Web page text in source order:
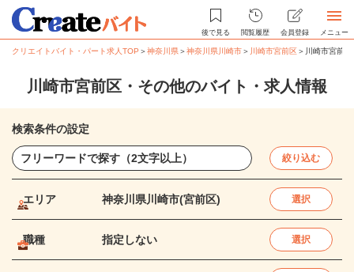
後で見る 閲覧履歴 会員登録 メニュー
クリエイトバイト・パート求人TOP ＞神奈川県＞神奈川県川崎市＞ 川崎市宮前区＞ 川崎市宮前
川崎市宮前区・その他のバイト・求人情報
検索条件の設定
絞り込む
エリア 神奈川県川崎市(宮前区) 選択
職種 指定しない 選択